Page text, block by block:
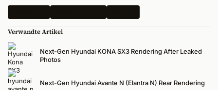
Verwandte Artikel
Next-Gen Hyundai KONA SX3 Rendering After Leaked
Photos
Next-Gen Hyundai Avante N (Elantra N) Rear Rendering